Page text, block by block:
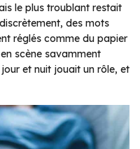
le plus troublant restait
des mots
réglés comme du papier
scène savamment
jour et nuit jouait un rôle, et